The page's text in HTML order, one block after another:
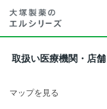
取扱い医療機関・店舗
マップを見る